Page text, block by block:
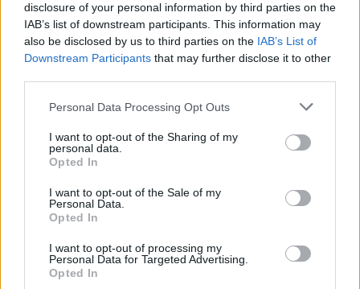
disclosure of your personal information by third parties on the
IAB’s list of downstream participants. This information may
also be disclosed by us to third parties on the IAB’s List of
Downstream Participants that may further disclose it to other
Please note that this website/app uses one or more Google
not limited to your visit or usage behaviour. You may click to
grant or deny consent to Google and its third-party tags to
use your data for below specified purposes in below Google
consent section.
Personal Data Processing Opt Outs
I want to opt-out of the Sharing of my
personal data.
Opted In
I want to opt-out of the Sale of my
Personal Data.
Opted In
I want to opt-out of processing my
Personal Data for Targeted Advertising.
Opted In